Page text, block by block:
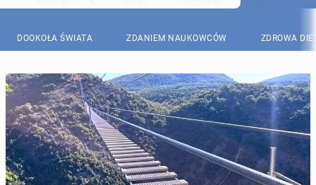
DOOKOŁA ŚWIATA ZDANIEM NAUKOWCÓW ZDROWA